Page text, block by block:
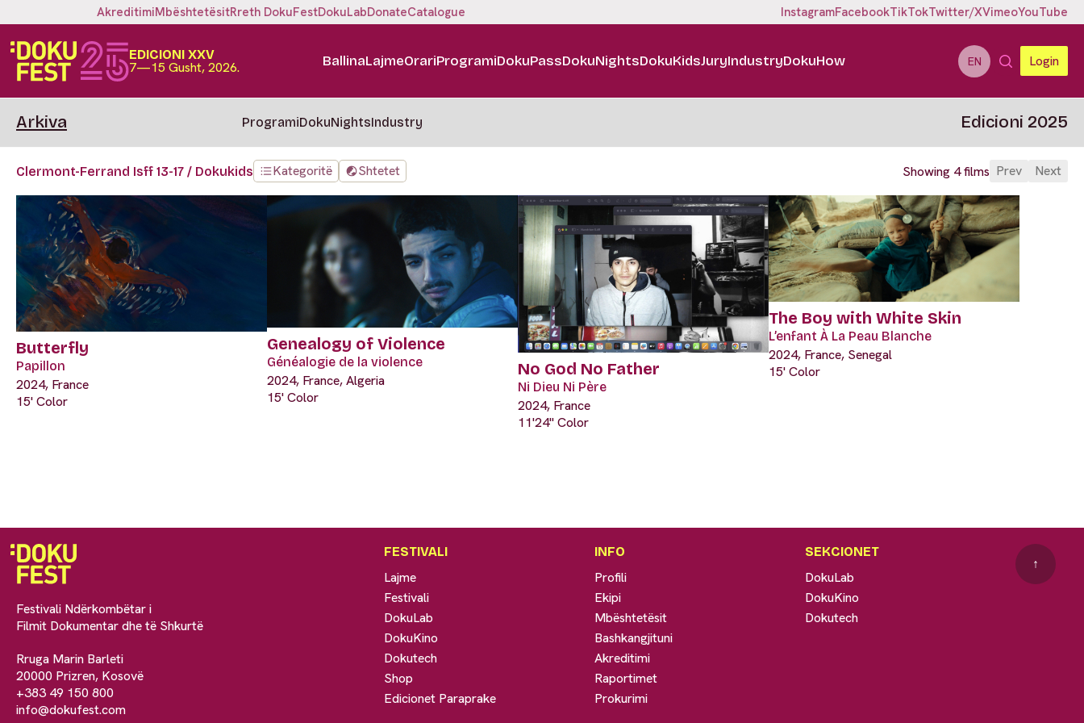
AkreditimiMbështetësitRreth DokuFestDokuLabDonateCatalogue InstagramFacebookTikTokTwitter/XVimeoYouTube
EDICIONI XXV
7—15 Gusht, 2026. BallinaLajmeOrariProgramiDokuPassDokuNightsDokuKidsJuryIndustryDokuHow EN Login
Arkiva ProgramiDokuNightsIndustry Edicioni 2025
Clermont-Ferrand Isff 13-17 / Dokukids Kategoritë Shtetet Showing 4 films Prev Next
Butterfly
Papillon
2024, France
15' Color
Genealogy of Violence
Généalogie de la violence
2024, France, Algeria
15' Color
No God No Father
Ni Dieu Ni Père
2024, France
11'24" Color
The Boy with White Skin
L’enfant À La Peau Blanche
2024, France, Senegal
15' Color
Festivali Ndërkombëtar i
Filmit Dokumentar dhe të Shkurtë
Rruga Marin Barleti
20000 Prizren, Kosovë
+383 49 150 800
info@dokufest.com
FESTIVALI
Lajme
Festivali
DokuLab
DokuKino
Dokutech
Shop
Edicionet Paraprake
INFO
Profili
Ekipi
Mbështetësit
Bashkangjituni
Akreditimi
Raportimet
Prokurimi
SEKCIONET
DokuLab
DokuKino
Dokutech
↑